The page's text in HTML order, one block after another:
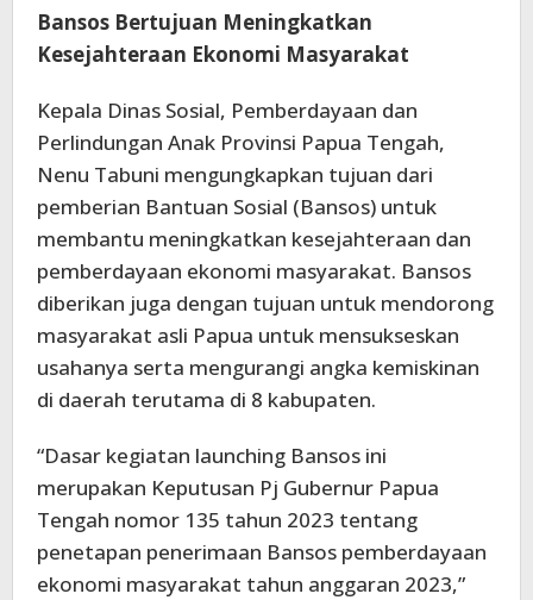
Bansos Bertujuan Meningkatkan
Kesejahteraan Ekonomi Masyarakat
Kepala Dinas Sosial, Pemberdayaan dan
Perlindungan Anak Provinsi Papua Tengah,
Nenu Tabuni mengungkapkan tujuan dari
pemberian Bantuan Sosial (Bansos) untuk
membantu meningkatkan kesejahteraan dan
pemberdayaan ekonomi masyarakat. Bansos
diberikan juga dengan tujuan untuk mendorong
masyarakat asli Papua untuk mensukseskan
usahanya serta mengurangi angka kemiskinan
di daerah terutama di 8 kabupaten.
“Dasar kegiatan launching Bansos ini
merupakan Keputusan Pj Gubernur Papua
Tengah nomor 135 tahun 2023 tentang
penetapan penerimaan Bansos pemberdayaan
ekonomi masyarakat tahun anggaran 2023,”